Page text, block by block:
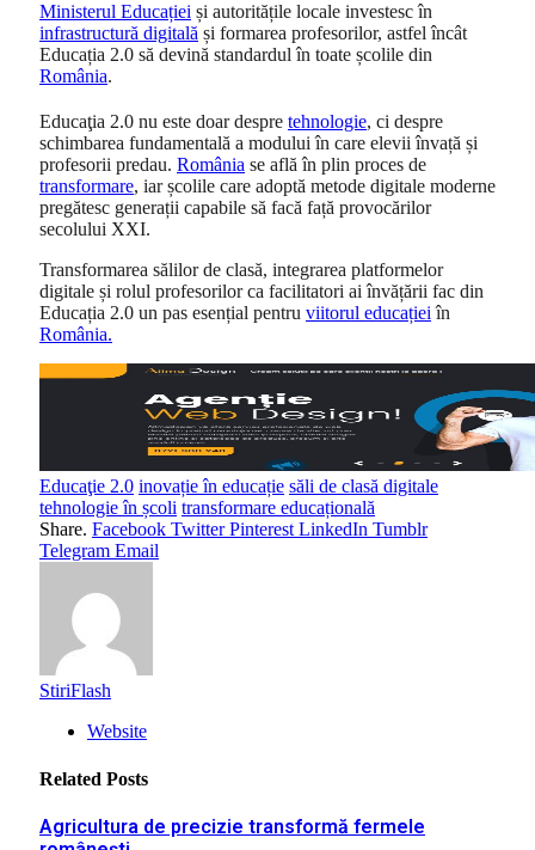
Ministerul Educației și autoritățile locale investesc în
infrastructură digitală și formarea profesorilor, astfel încât
Educația 2.0 să devină standardul în toate școlile din
România.
Educaţia 2.0 nu este doar despre tehnologie, ci despre
schimbarea fundamentală a modului în care elevii învață și
profesorii predau. România se află în plin proces de
transformare, iar școlile care adoptă metode digitale moderne
pregătesc generații capabile să facă față provocărilor
secolului XXI.
Transformarea sălilor de clasă, integrarea platformelor
digitale și rolul profesorilor ca facilitatori ai învățării fac din
Educația 2.0 un pas esențial pentru viitorul educației în
România.
Educaţie 2.0 inovație în educație săli de clasă digitale
tehnologie în școli transformare educațională
Share. Facebook Twitter Pinterest LinkedIn Tumblr
Telegram Email
StiriFlash
Website
Related Posts
Agricultura de precizie transformă fermele